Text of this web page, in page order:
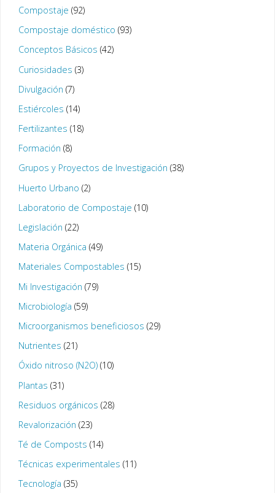
Compostaje (92)
Compostaje doméstico (93)
Conceptos Básicos (42)
Curiosidades (3)
Divulgación (7)
Estiércoles (14)
Fertilizantes (18)
Formación (8)
Grupos y Proyectos de Investigación (38)
Huerto Urbano (2)
Laboratorio de Compostaje (10)
Legislación (22)
Materia Orgánica (49)
Materiales Compostables (15)
Mi Investigación (79)
Microbiología (59)
Microorganismos beneficiosos (29)
Nutrientes (21)
Óxido nitroso (N2O)(10)
Plantas (31)
Residuos orgánicos (28)
Revalorización (23)
Té de Composts (14)
Técnicas experimentales (11)
Tecnología (35)